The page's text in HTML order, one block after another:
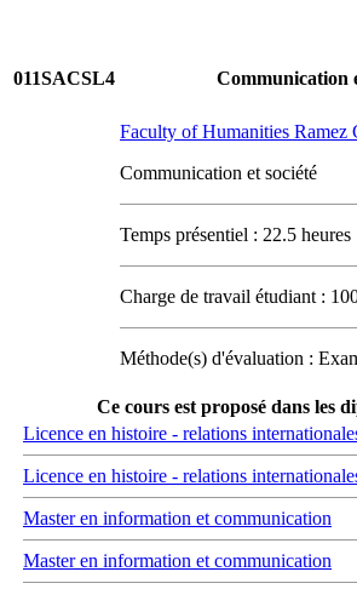
011SACSL4 Communication
Faculty of Humanities
Communication et société
Temps présentiel : 22.5 heures
Charge de travail étudiant :
Méthode(s) d'évaluation :
Ce cours est proposé dans les
Licence en histoire - relations
Licence en histoire - relations
Master en information et communication
Master en information et communication